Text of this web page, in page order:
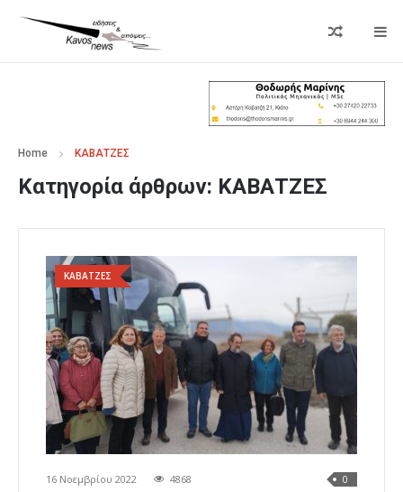
Home ΚΑΒΑΤΖΕΣ
Κατηγορία άρθρων: ΚΑΒΑΤΖΕΣ
ΚΑΒΑΤΖΕΣ
16 Νοεμβρίου 2022 4868 0